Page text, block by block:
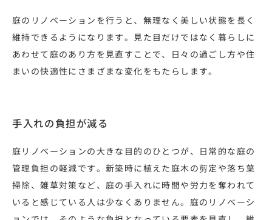
庭のリノベーションを行うと、無理なく美しい状態を長く
維持できるようになります。見た目だけではなく暮らしに
あわせて庭のあり方を見直すことで、日々の過ごし方や住
まいの快適性にさまざまな変化をもたらします。
手入れの負担が減る
庭リノベーションの大きな目的のひとつが、日常的な庭の
管理負担の軽減です。新築時に植えた庭木の剪定や落ち葉
掃除、雑草対策など、庭の手入れに時間や労力を奪われて
いると感じている人は少なくありません。庭のリノベーシ